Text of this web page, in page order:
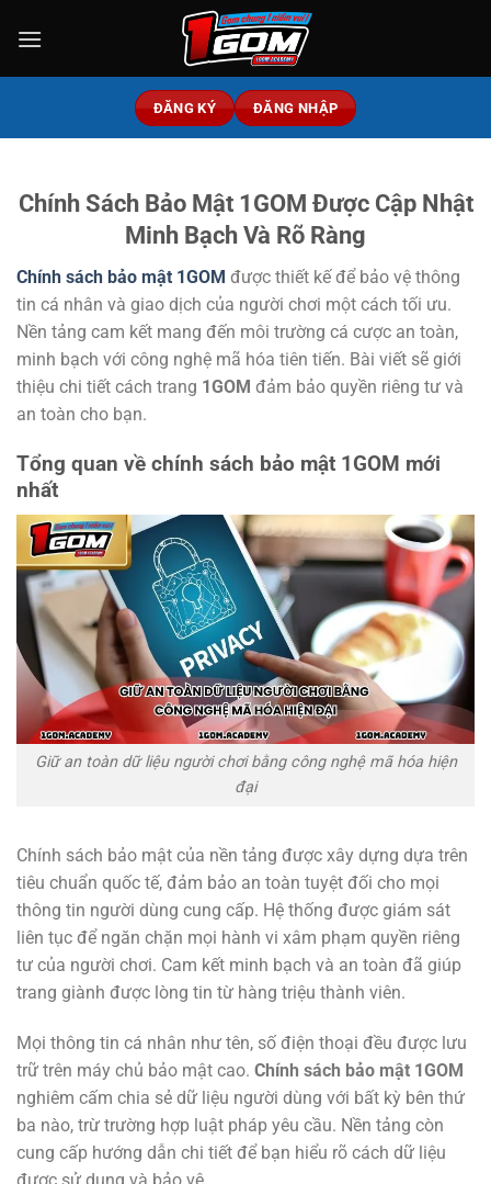
qua
ĐĂNG KÝ ĐĂNG NHẬP
Chính Sách Bảo Mật 1GOM Được Cập Nhật
Minh Bạch Và Rõ Ràng
Chính sách bảo mật 1GOM được thiết kế để bảo vệ thông
tin cá nhân và giao dịch của người chơi một cách tối ưu.
Nền tảng cam kết mang đến môi trường cá cược an toàn,
minh bạch với công nghệ mã hóa tiên tiến. Bài viết sẽ giới
thiệu chi tiết cách trang 1GOM đảm bảo quyền riêng tư và
an toàn cho bạn.
Tổng quan về chính sách bảo mật 1GOM mới
nhất
Giữ an toàn dữ liệu người chơi bằng công nghệ mã hóa hiện
đại
Chính sách bảo mật của nền tảng được xây dựng dựa trên
tiêu chuẩn quốc tế, đảm bảo an toàn tuyệt đối cho mọi
thông tin người dùng cung cấp. Hệ thống được giám sát
liên tục để ngăn chặn mọi hành vi xâm phạm quyền riêng
tư của người chơi. Cam kết minh bạch và an toàn đã giúp
trang giành được lòng tin từ hàng triệu thành viên.
Mọi thông tin cá nhân như tên, số điện thoại đều được lưu
trữ trên máy chủ bảo mật cao. Chính sách bảo mật 1GOM
nghiêm cấm chia sẻ dữ liệu người dùng với bất kỳ bên thứ
ba nào, trừ trường hợp luật pháp yêu cầu. Nền tảng còn
cung cấp hướng dẫn chi tiết để bạn hiểu rõ cách dữ liệu